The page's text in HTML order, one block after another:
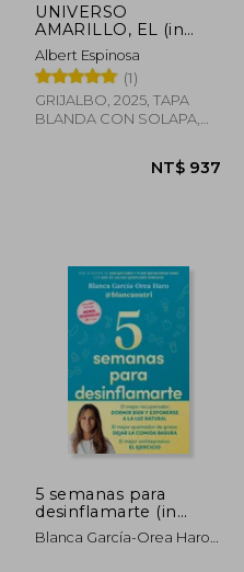
UNIVERSO
AMARILLO, EL (in
Spanish)
Albert Espinosa
(1)
GRIJALBO, 2025, TAPA
BLANDA CON SOLAPA,
5 semanas para
desinflamarte (in
Spanish)
Blanca García-Orea Haro